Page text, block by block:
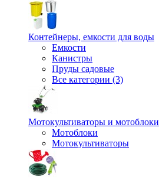
Контейнеры, емкости для воды
Емкости
Канистры
Пруды садовые
Все категории (3)
Мотокультиваторы и мотоблоки
Мотоблоки
Мотокультиваторы